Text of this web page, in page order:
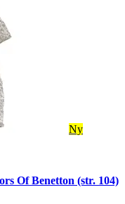
Ny
Of Benetton (str. 104)